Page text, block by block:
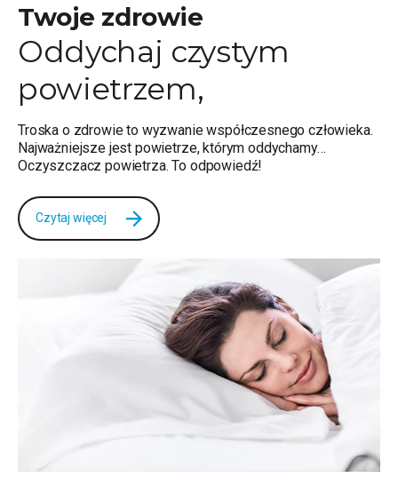
Twoje zdrowie
Oddychaj czystym
powietrzem,
Troska o zdrowie to wyzwanie współczesnego człowieka.
Najważniejsze jest powietrze, którym oddychamy…
Oczyszczacz powietrza. To odpowiedź!
Czytaj więcej